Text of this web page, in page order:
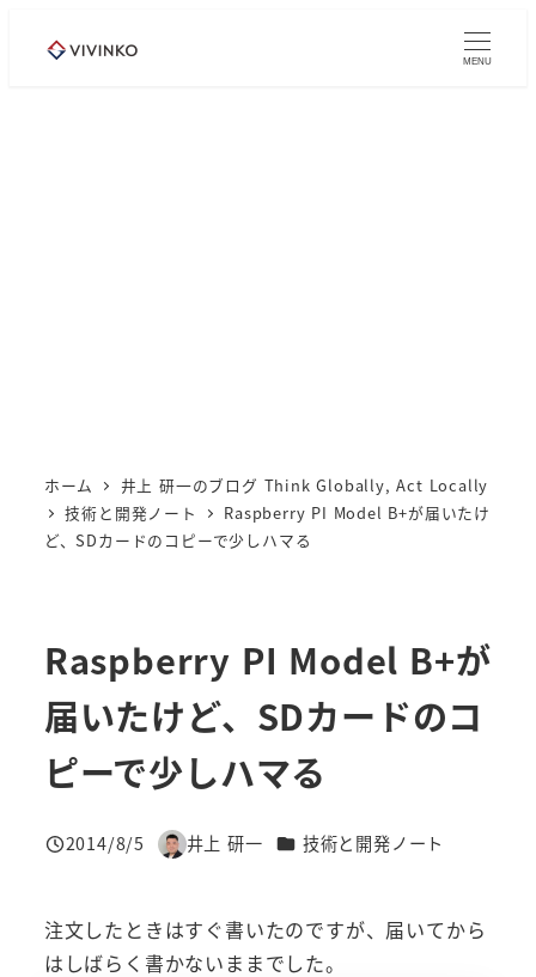
MENU
ホーム
井上 研一のブログ Think Globally, Act Locally
技術と開発ノート
Raspberry PI Model B+が届いたけ
ど、SDカードのコピーで少しハマる
Raspberry PI Model B+が
届いたけど、SDカードのコ
ピーで少しハマる
投稿日
2014/8/5
著
井上 研一 カテゴリー
技術と開発ノート
注文したときはすぐ書いたのですが、届いてから
はしばらく書かないままでした。